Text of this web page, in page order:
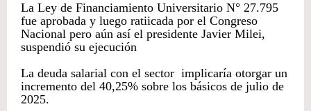
La Ley de Financiamiento Universitario N° 27.795
fue aprobada y luego ratiicada por el Congreso
Nacional pero aún así el presidente Javier Milei,
suspendió su ejecución
La deuda salarial con el sector implicaría otorgar un
incremento del 40,25% sobre los básicos de julio de
2025.